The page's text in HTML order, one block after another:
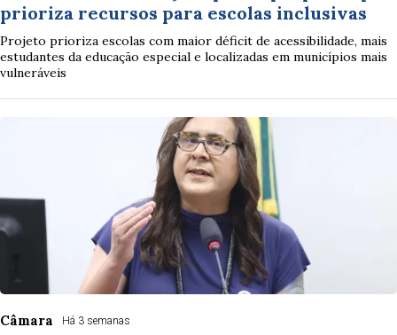
prioriza recursos para escolas inclusivas
Projeto prioriza escolas com maior déficit de acessibilidade, mais
estudantes da educação especial e localizadas em municípios mais
vulneráveis
Câmara Há 3 semanas